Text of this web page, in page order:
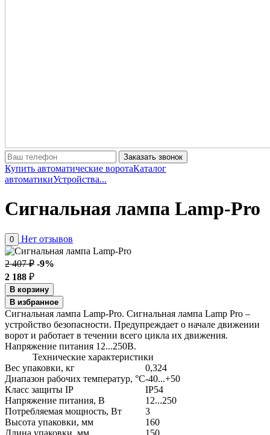
Заказать звонок
Купить автоматические воротаКаталог
автоматикиУстройства...
Сигнальная лампа Lamp-Pro
0 Нет отзывов
2 407 ₽ -9%
2 188 ₽
В корзину
В избранное
Сигнальная лампа Lamp-Pro. Сигнальная лампа Lamp Pro –
устройство безопасности. Предупреждает о начале движении
ворот и работает в течении всего цикла их движения.
Напряжение питания 12...250В.
Технические характеристики
Вес упаковки, кг
0,324
Диапазон рабочих температур, °С-40...+50
Класс защиты IP
IP54
Напряжение питания, В
12...250
Потребляемая мощность, Вт
3
Высота упаковки, мм
160
Длина упаковки, мм
150